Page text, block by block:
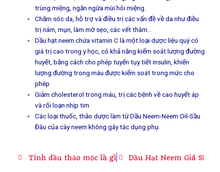
trùng miệng, ngăn ngừa mùi hôi miệng.
Chăm sóc da, hỗ trợ và điều trị các vấn đề về da như điều
trị nám, mụn, làm mờ sẹo, các vết thâm…
Dầu hạt neem chứa vitamin C là một loại dược liệu quý có
giá trị cao trong y học, có khả năng kiểm soát lượng đường
huyết, bằng cách cho phép tuyến tụy tiết insulin, khiến
lượng đường trong máu được kiểm soát trong mức cho
phép
Giảm cholesterol trong máu, trị các bệnh về cao huyết áp
và rối loạn nhịp tim
Các loại thuốc, thảo dược làm từ Dầu Neem-Neem Oil-Sầu
Đâu của cây neem không gây tác dụng phụ.
Tinh dầu thảo mộc là gì Dầu Hạt Neem Giá Sỉ